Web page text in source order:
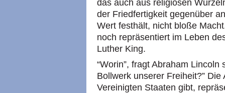
das auch aus religiösen
der Friedfertigkeit gegenüber
Wert festhält, nicht bloße
noch repräsentiert im Leben
Luther King.
“Worin”, fragt Abraham
Bollwerk unserer Freiheit?”
Vereinigten Staaten gibt,